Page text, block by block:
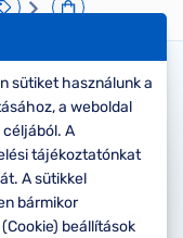
További
megtekintése
Kollekciók
Komplett 20%
minden
szemüvegekre
sütiket használunk a
a weboldal
A
tájékoztatónkat
A sütikkel
bármikor
beállítások